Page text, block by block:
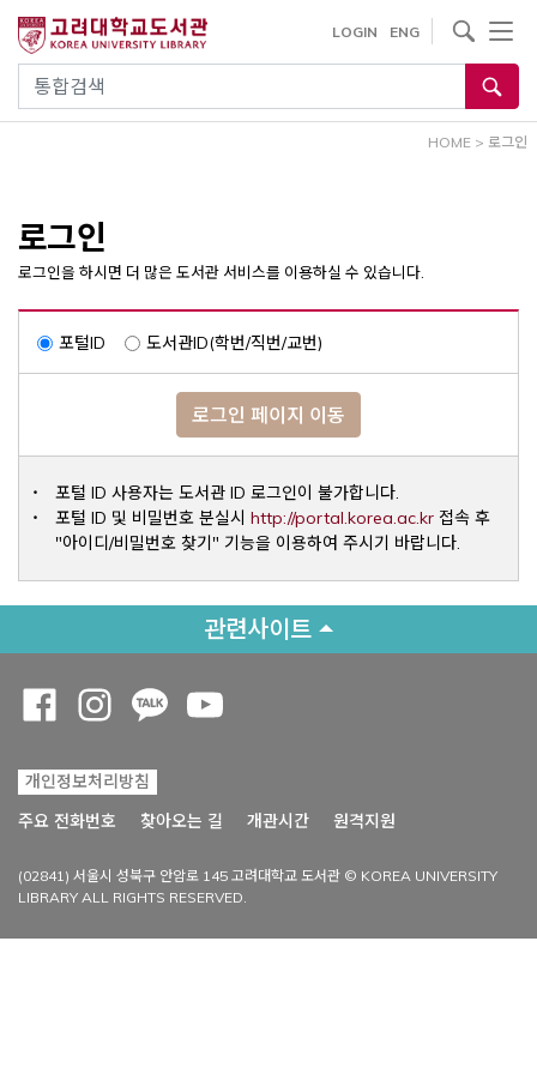
건
통합검색
LOGIN ENG
사이트내 검색
HOME > 로그인
로그인
로그인을 하시면 더 많은 도서관 서비스를 이용하실 수 있습니다.
포털ID 도서관ID(학번/직번/교번)
로그인 페이지 이동
포털 ID 사용자는 도서관 ID 로그인이 불가합니다.
포털 ID 및 비밀번호 분실시 http://portal.korea.ac.krOpens a
접속 후
"아이디/비밀번호 찾기" 기능을 이용하여 주시기 바랍니다.
관련사이트
개인정보처리방침
주요 전화번호
찾아오는 길 개관시간 원격지원
(02841) 서울시 성북구 안암로 145 고려대학교 도서관 © KOREA UNIVERSITY
LIBRARY ALL RIGHTS RESERVED.
Opens a new window
Opens a new window
Opens a new window